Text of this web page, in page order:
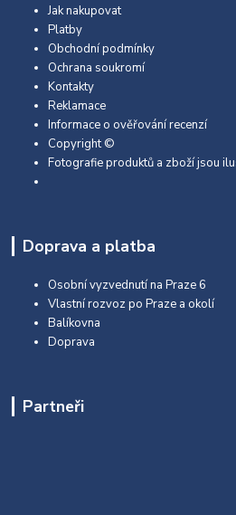
Jak nakupovat
Platby
Obchodní podmínky
Ochrana soukromí
Kontakty
Reklamace
Informace o ověřování recenzí
Copyright ©
Fotografie produktů a zboží jsou
Doprava a platba
Osobní vyzvednutí na Praze 6
Vlastní rozvoz po Praze a okolí
Balíkovna
Doprava
Partneři